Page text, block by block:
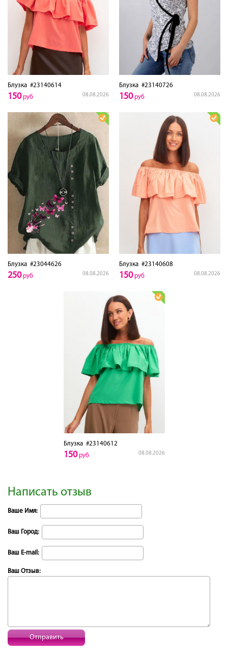
Блузка #23140614
08.08.2026
150руб
Блузка #23140726
08.08.2026
150руб
Блузка #23044626
08.08.2026
250руб
Блузка #23140608
08.08.2026
150руб
Блузка#23140612
08.08.2026
150руб
Написать отзыв
Ваше Имя:
Ваш Город:
Ваш E-mail:
Ваш Отзыв:
Отправить